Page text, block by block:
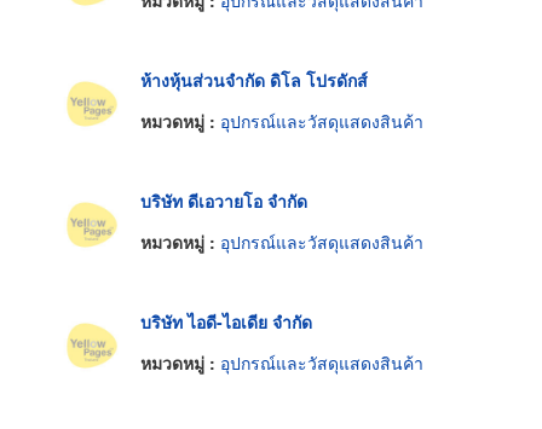
ห้างหุ้นส่วนจำกัด ดิโล โปรดักส์
หมวดหมู่ : อุปกรณ์และวัสดุแสดงสินค้า
บริษัท ดีเอวายโอ จำกัด
หมวดหมู่ : อุปกรณ์และวัสดุแสดงสินค้า
บริษัท ไอดี-ไอเดีย จำกัด
หมวดหมู่ : อุปกรณ์และวัสดุแสดงสินค้า